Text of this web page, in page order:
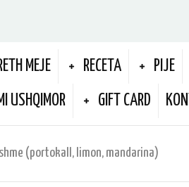
MEJE RECETA PIJE
USHQIMOR GIFT CARD
(portokall, limon, mandarina)